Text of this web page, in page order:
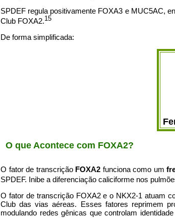
SPDEF regula positivamente FOXA3 e MUC5AC,
Club FOXA2.15
De forma simplificada:
O que Acontece com FOXA2?
O fator de transcrição FOXA2 funciona como um
SPDEF. Inibe a diferenciação caliciforme nos
O fator de transcrição FOXA2 e o NKX2-1 atuam
Club das vias aéreas. Esses fatores reprimem
modulando redes gênicas que controlam